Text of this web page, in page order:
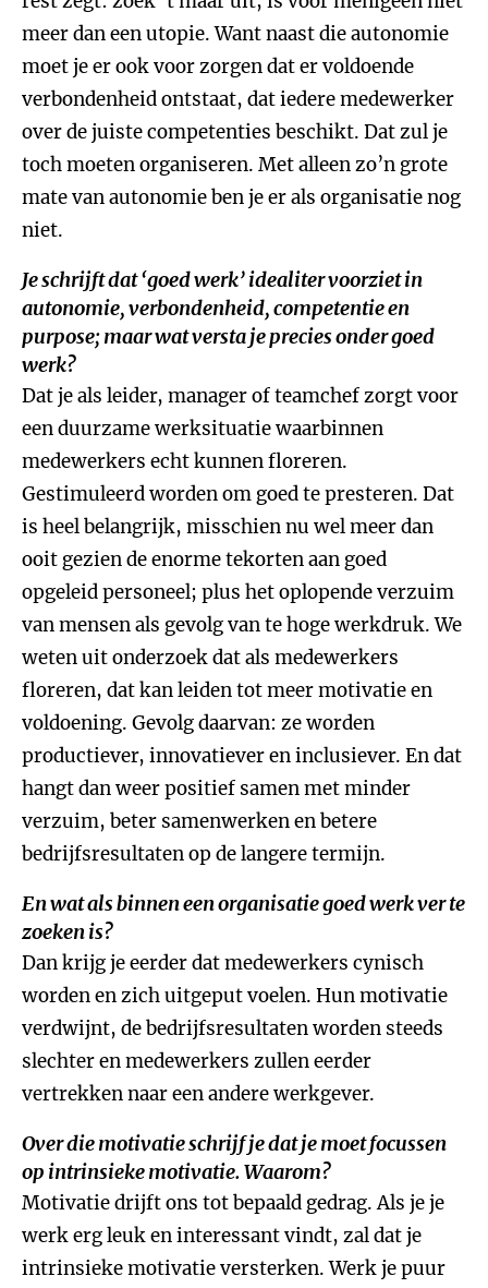
meer dan een utopie. Want naast die autonomie
moet je er ook voor zorgen dat er voldoende
verbondenheid ontstaat, dat iedere medewerker
over de juiste competenties beschikt. Dat zul je
toch moeten organiseren. Met alleen zo’n grote
mate van autonomie ben je er als organisatie nog
niet.
Je schrijft dat ‘goed werk’ idealiter voorziet in
autonomie, verbondenheid, competentie en
purpose; maar wat versta je precies onder goed
werk?
Dat je als leider, manager of teamchef zorgt voor
een duurzame werksituatie waarbinnen
medewerkers echt kunnen floreren.
Gestimuleerd worden om goed te presteren. Dat
is heel belangrijk, misschien nu wel meer dan
ooit gezien de enorme tekorten aan goed
opgeleid personeel; plus het oplopende verzuim
van mensen als gevolg van te hoge werkdruk. We
weten uit onderzoek dat als medewerkers
floreren, dat kan leiden tot meer motivatie en
voldoening. Gevolg daarvan: ze worden
productiever, innovatiever en inclusiever. En dat
hangt dan weer positief samen met minder
verzuim, beter samenwerken en betere
bedrijfsresultaten op de langere termijn.
En wat als binnen een organisatie goed werk ver te
zoeken is?
Dan krijg je eerder dat medewerkers cynisch
worden en zich uitgeput voelen. Hun motivatie
verdwijnt, de bedrijfsresultaten worden steeds
slechter en medewerkers zullen eerder
vertrekken naar een andere werkgever.
Over die motivatie schrijf je dat je moet focussen
op intrinsieke motivatie. Waarom?
Motivatie drijft ons tot bepaald gedrag. Als je je
werk erg leuk en interessant vindt, zal dat je
intrinsieke motivatie versterken. Werk je puur